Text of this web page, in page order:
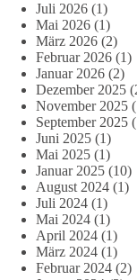
Juli 2026 (1)
Mai 2026 (1)
März 2026 (2)
Februar 2026 (1)
Januar 2026 (2)
Dezember 2025
November 2025
September 2025
Juni 2025 (1)
Mai 2025 (1)
Januar 2025 (10)
August 2024 (1)
Juli 2024 (1)
Mai 2024 (1)
April 2024 (1)
März 2024 (1)
Februar 2024 (2)